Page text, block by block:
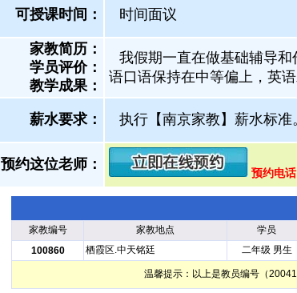
可授课时间： 时间面议
家教简历：
学员评价：
教学成果：
我假期一直在做基础辅导
语口语保持在中等偏上，英语
薪水要求： 执行【南京家教】薪水标准
预约这位老师：
预约电
家教编号 家教地点 学员
100860
栖霞区.中天铭廷 二年级 男生
温馨提示：以上是教员编号（